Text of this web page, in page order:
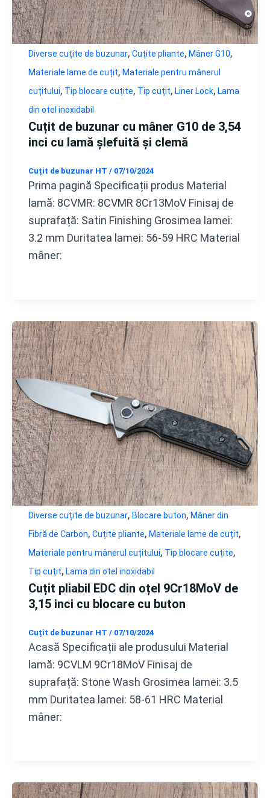
Diverse cuțite de buzunar, Cuțite pliante, Mâner G10,
Materiale lame de cuțit, Materiale pentru mânerul
cuțitului, Tip blocare cuțite, Tip cuțit, Liner Lock, Lama
din otel inoxidabil
Cuțit de buzunar cu mâner G10 de 3,54
inci cu lamă șlefuită și clemă
Cuțit de buzunar HT / 07/10/2024
Prima pagină Specificații produs Material
lamă: 8CVMR: 8CVMR 8Cr13MoV Finisaj de
suprafață: Satin Finishing Grosimea lamei:
3.2 mm Duritatea lamei: 56-59 HRC Material
mâner:
Diverse cuțite de buzunar, Blocare buton, Mâner din
Fibră de Carbon, Cuțite pliante, Materiale lame de cuțit,
Materiale pentru mânerul cuțitului, Tip blocare cuțite,
Tip cuțit, Lama din otel inoxidabil
Cuțit pliabil EDC din oțel 9Cr18MoV de
3,15 inci cu blocare cu buton
Cuțit de buzunar HT / 07/10/2024
Acasă Specificații ale produsului Material
lamă: 9CVLM 9Cr18MoV Finisaj de
suprafață: Stone Wash Grosimea lamei: 3.5
mm Duritatea lamei: 58-61 HRC Material
mâner: